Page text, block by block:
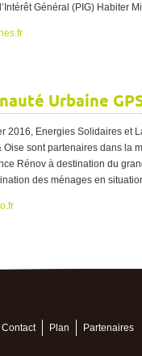
Général (PIG) Habiter
Urbaine
2016, Energies Solidaires et
Oise sont partenaires dans la
Rénov à destination du
des ménages en
Contact Plan
Partenaires